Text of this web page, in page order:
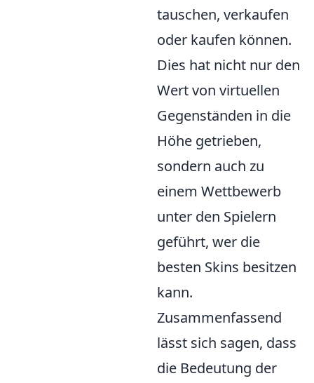
tauschen, verkaufen
oder kaufen können.
Dies hat nicht nur den
Wert von virtuellen
Gegenständen in die
Höhe getrieben,
sondern auch zu
einem Wettbewerb
unter den Spielern
geführt, wer die
besten Skins besitzen
kann.
Zusammenfassend
lässt sich sagen, dass
die Bedeutung der